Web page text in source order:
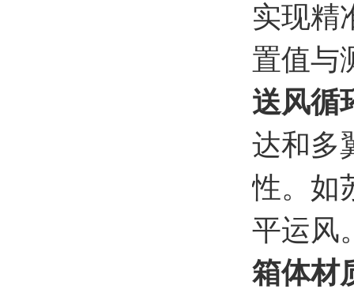
实现精
置值与
送风循
达和多
性。如
平运风
箱体材